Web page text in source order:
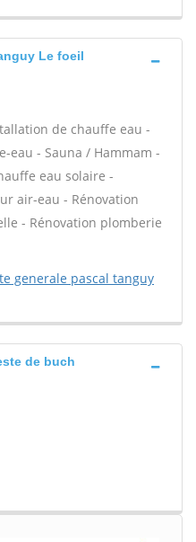
Le foeil
de chauffe eau -
eau - Sauna / Hammam -
eau solaire -
air-eau - Rénovation
- Rénovation plomberie
generale pascal tanguy
de buch